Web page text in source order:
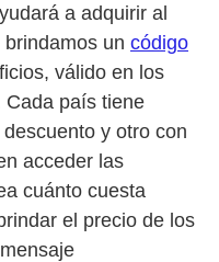
a adquirir al
un código
válido en los
Cada país tiene
y otro con
acceder las
cuánto cuesta
el precio de los